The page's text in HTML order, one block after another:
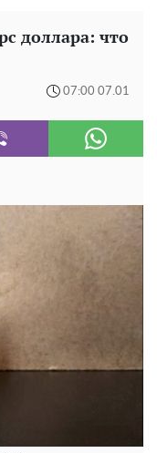
доллара: что
07:00 07.01